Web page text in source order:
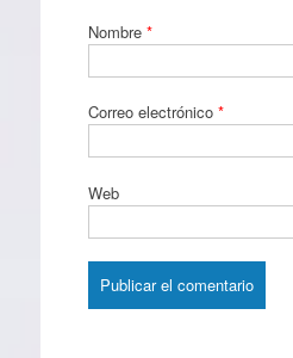
Nombre *
Correo electrónico *
Web